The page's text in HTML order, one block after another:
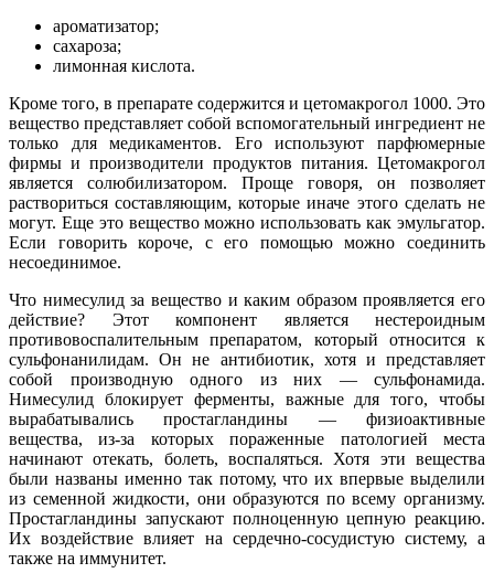
ароматизатор;
сахароза;
лимонная кислота.
Кроме того, в препарате содержится и цетомакрогол 1000. Это
вещество представляет собой вспомогательный ингредиент не
только для медикаментов. Его используют парфюмерные
фирмы и производители продуктов питания. Цетомакрогол
является солюбилизатором. Проще говоря, он позволяет
раствориться составляющим, которые иначе этого сделать не
могут. Еще это вещество можно использовать как эмульгатор.
Если говорить короче, с его помощью можно соединить
несоединимое.
Что нимесулид за вещество и каким образом проявляется его
действие? Этот компонент является нестероидным
противовоспалительным препаратом, который относится к
сульфонанилидам. Он не антибиотик, хотя и представляет
собой производную одного из них — сульфонамида.
Нимесулид блокирует ферменты, важные для того, чтобы
вырабатывались простагландины — физиоактивные
вещества, из-за которых пораженные патологией места
начинают отекать, болеть, воспаляться. Хотя эти вещества
были названы именно так потому, что их впервые выделили
из семенной жидкости, они образуются по всему организму.
Простагландины запускают полноценную цепную реакцию.
Их воздействие влияет на сердечно-сосудистую систему, а
также на иммунитет.